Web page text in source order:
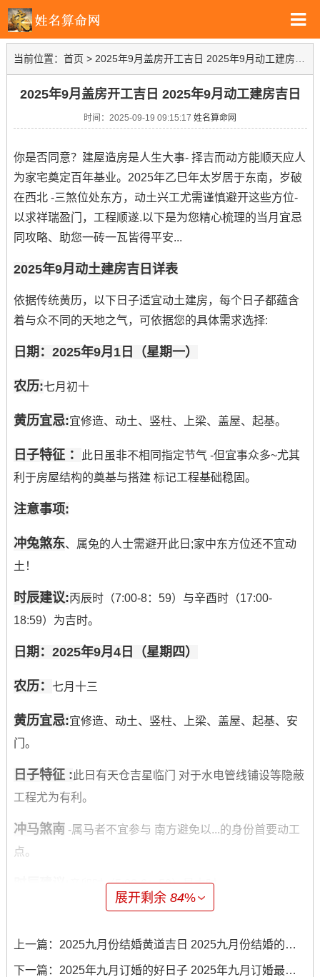
当前位置： 首页 > 2025年9月盖房开工吉日 2025年9月动工建房吉日
2025年9月盖房开工吉日 2025年9月动工建房吉日
时间：2025-09-19 09:15:17 姓名算命网
你是否同意？建屋造房是人生大事- 择吉而动方能顺天应人
为家宅奠定百年基业。2025年乙巳年太岁居于东南，岁破
在西北 -三煞位处东方，动土兴工尤需谨慎避开这些方位-
以求祥瑞盈门，工程顺遂.以下是为您精心梳理的当月宜忌
同攻略、助您一砖一瓦皆得平安...
2025年9月动土建房吉日详表
依据传统黄历，以下日子适宜动土建房，每个日子都蕴含
着与众不同的天地之气，可依据您的具体需求选择:
日期：2025年9月1日（星期一）
农历:七月初十
黄历宜忌:宜修造、动土、竖柱、上梁、盖屋、起基。
日子特征 ：
此日虽非不相同指定节气 -但宜事众多~尤其
利于房屋结构的奠基与搭建 标记工程基础稳固。
注意事项:
冲兔煞东、属兔的人士需避开此日;家中东方位还不宜动
土！
时辰建议:丙辰时（7:00-8：59）与辛酉时（17:00-
18:59）为吉时。
日期：2025年9月4日（星期四）
农历： 七月十三
黄历宜忌:宜修造、动土、竖柱、上梁、盖屋、起基、安
门。
日子特征 :此日有天仓吉星临门 对于水电管线铺设等隐蔽
工程尤为有利。
冲马煞南 -属马者不宜参与 南方避免以...的身份首要动工
点。
辛卯时（5:00-6：59）是吉时.
农历： 七月十八
展开剩余84%
上一篇： 2025九月份结婚黄道吉日 2025九月份结婚的好日子
下一篇： 2025年九月订婚的好日子 2025年九月订婚最佳日子